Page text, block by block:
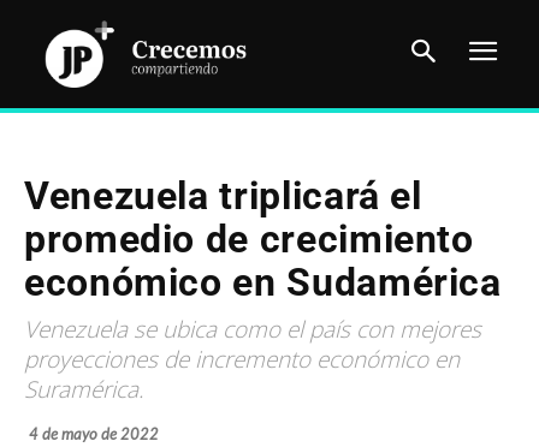
Venezuela triplicará el
promedio de crecimiento
económico en Sudamérica
Venezuela se ubica como el país con mejores
proyecciones de incremento económico en
Suramérica.
4 de mayo de 2022